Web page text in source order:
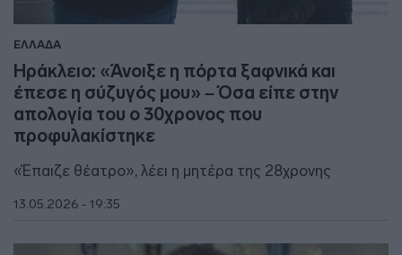
ΕΛΛΑΔΑ
Ηράκλειο: «Άνοιξε η πόρτα ξαφνικά και
έπεσε η σύζυγός μου» – Όσα είπε στην
απολογία του ο 30χρονος που
προφυλακίστηκε
«Έπαιζε θέατρο», λέει η μητέρα της 28χρονης
13.05.2026 - 19:35